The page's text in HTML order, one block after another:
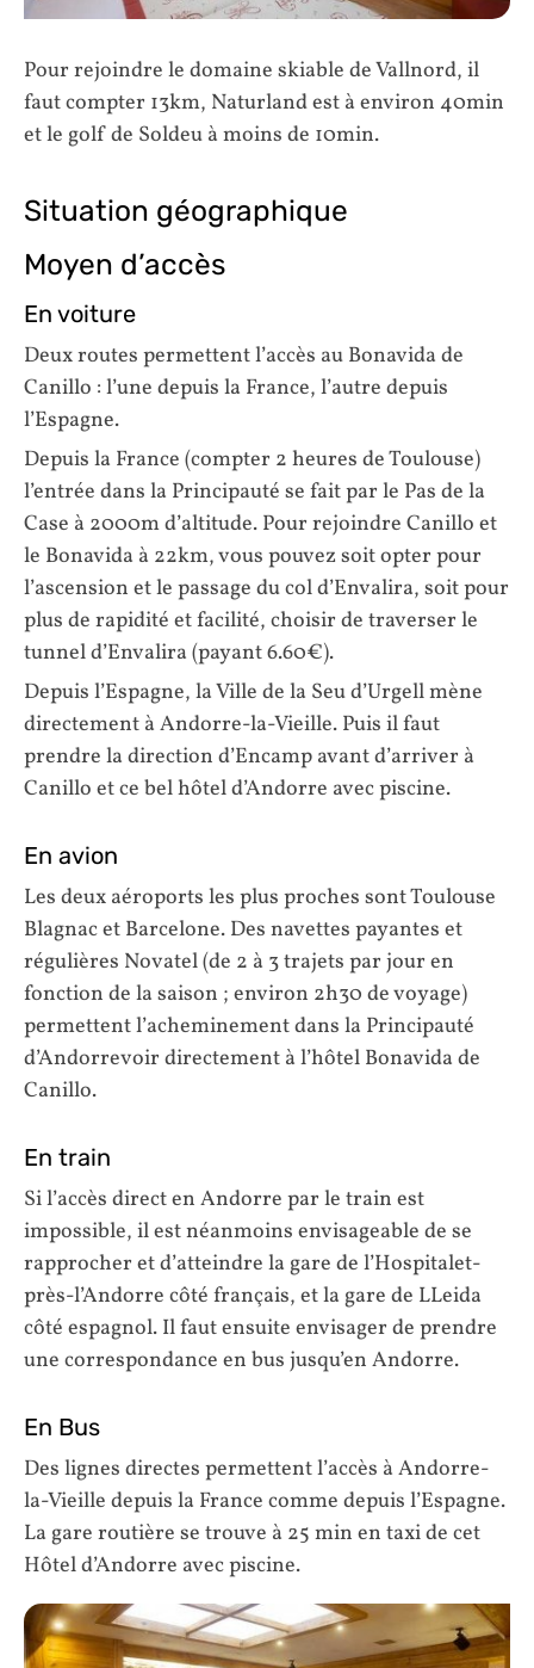
Pour rejoindre le domaine skiable de Vallnord, il
faut compter 13km, Naturland est à environ 40min
et le golf de Soldeu à moins de 10min.
Situation géographique
Moyen d’accès
En voiture
Deux routes permettent l’accès au Bonavida de
Canillo : l’une depuis la France, l’autre depuis
l’Espagne.
Depuis la France (compter 2 heures de Toulouse)
l’entrée dans la Principauté se fait par le Pas de la
Case à 2000m d’altitude. Pour rejoindre Canillo et
le Bonavida à 22km, vous pouvez soit opter pour
l’ascension et le passage du col d’Envalira, soit pour
plus de rapidité et facilité, choisir de traverser le
tunnel d’Envalira (payant 6.60€).
Depuis l’Espagne, la Ville de la Seu d’Urgell mène
directement à Andorre-la-Vieille. Puis il faut
prendre la direction d’Encamp avant d’arriver à
Canillo et ce bel hôtel d’Andorre avec piscine.
En avion
Les deux aéroports les plus proches sont Toulouse
Blagnac et Barcelone. Des navettes payantes et
régulières Novatel (de 2 à 3 trajets par jour en
fonction de la saison ; environ 2h30 de voyage)
permettent l’acheminement dans la Principauté
d’Andorrevoir directement à l’hôtel Bonavida de
Canillo.
En train
Si l’accès direct en Andorre par le train est
impossible, il est néanmoins envisageable de se
rapprocher et d’atteindre la gare de l’Hospitalet-
près-l’Andorre côté français, et la gare de LLeida
côté espagnol. Il faut ensuite envisager de prendre
une correspondance en bus jusqu’en Andorre.
En Bus
Des lignes directes permettent l’accès à Andorre-
la-Vieille depuis la France comme depuis l’Espagne.
La gare routière se trouve à 25 min en taxi de cet
Hôtel d’Andorre avec piscine.